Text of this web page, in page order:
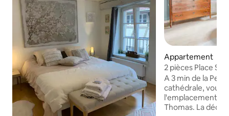
Appartement
2 pièces Place
A 3 min de la
cathédrale, vous
l'emplacement
Thomas. La déco